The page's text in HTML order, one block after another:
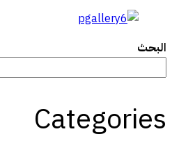
البحث
Categories